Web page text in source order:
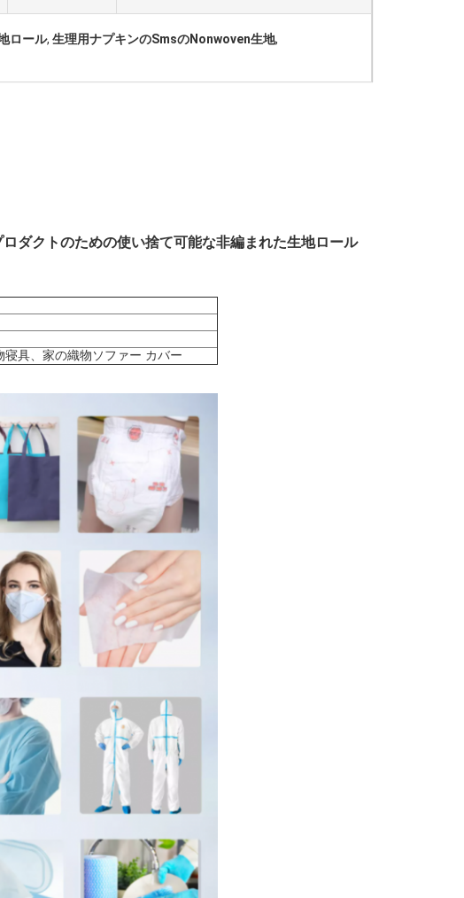
ロール, 生理用ナプキンのSmsのNonwoven生地,
ダクトのための使い捨て可能な非編まれた生地ロール
具、家の織物ソファー カバー